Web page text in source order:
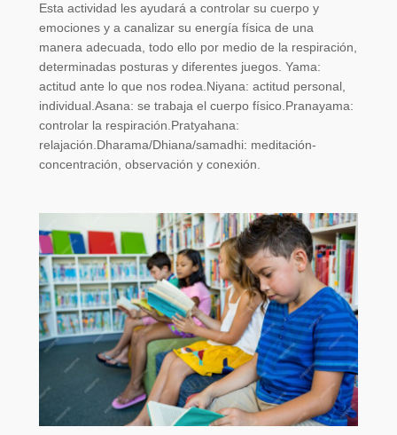
Esta actividad les ayudará a controlar su cuerpo y
emociones y a canalizar su energía física de una
manera adecuada, todo ello por medio de la respiración,
determinadas posturas y diferentes juegos. Yama:
actitud ante lo que nos rodea.Niyana: actitud personal,
individual.Asana: se trabaja el cuerpo físico.Pranayama:
controlar la respiración.Pratyahana:
relajación.Dharama/Dhiana/samadhi: meditación-
concentración, observación y conexión.